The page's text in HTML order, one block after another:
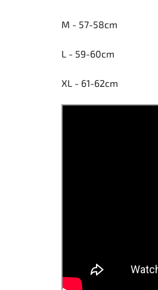
M - 57-58cm
L - 59-60cm
XL - 61-62cm